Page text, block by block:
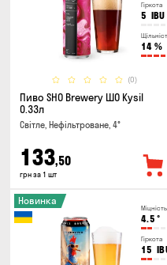
Гіркота
5 IBU
14 %
(0)
Пиво SHO Brewery ШО Kysil
0.33л
Світле, Нефільтроване, 4°
133,50
грн за 1 шт
Міцність
4.5 °
Гіркота
15
Новинка